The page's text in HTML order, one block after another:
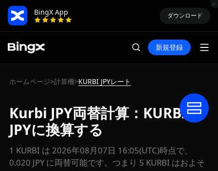
BingX App
ダウンロード
新規登録
ホームページ>計算機>KURBI JPYレート
Kurbi JPY両替計算：KURBIを
JPYに換算する
1 KURBI は 2026年08月07日 16:05(UTC)時点で、
0.020 JPY に両替可能です。つまり 5 KURBI はおよそ